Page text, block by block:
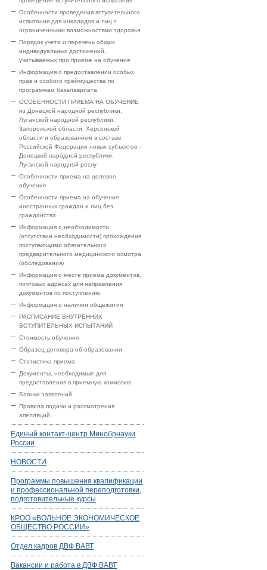
Особенности проведения вступительного
испытания для инвалидов и лиц с
ограниченными возможностями здоровья
Порядок учета и перечень общих
индивидуальных достижений,
учитываемых при приеме на обучение
Информация о предоставлении особых
прав и особого преймущества по
программам бакалавриата
ОСОБЕННОСТИ ПРИЕМА НА ОБУЧЕНИЕ
из Донецкой народной республики,
Луганской народной республики,
Запорожской области, Херсонской
области и образованием в составе
Российской Федерации новых субъектов -
Донецкой народной республики,
Луганской народной респу
Особенности приема на целевое
обучение
Особенности приема на обучение
иностранных граждан и лиц без
гражданства
Информация о необходимости
(отсутствии необходимости) прохождения
поступающими обязательного
предварительного медицинского осмотра
(обследования)
Информация о месте приема документов,
почтовых адресах для направления
документов по поступлению.
Информация о наличии общежития
РАСПИСАНИЕ ВНУТРЕННИХ
ВСТУПИТЕЛЬНЫХ ИСПЫТАНИЙ
Стоимость обучения
Образец договора об образовании
Статистика приема
Документы, необходимые для
предоставления в приемную комиссию
Бланки заявлений
Правила подачи и рассмотрения
апелляций
Единый контакт-центр Минобрнауки
России
НОВОСТИ
Программы повышения квалификации
и профессиональной переподготовки,
подготовительные курсы
КРОО «ВОЛЬНОЕ ЭКОНОМИЧЕСКОЕ
ОБЩЕСТВО РОССИИ»
Отдел кадров ДВФ ВАВТ
Вакансии и работа в ДВФ ВАВТ